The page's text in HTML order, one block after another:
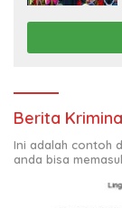
Berita
Ini adalah contoh
anda bisa